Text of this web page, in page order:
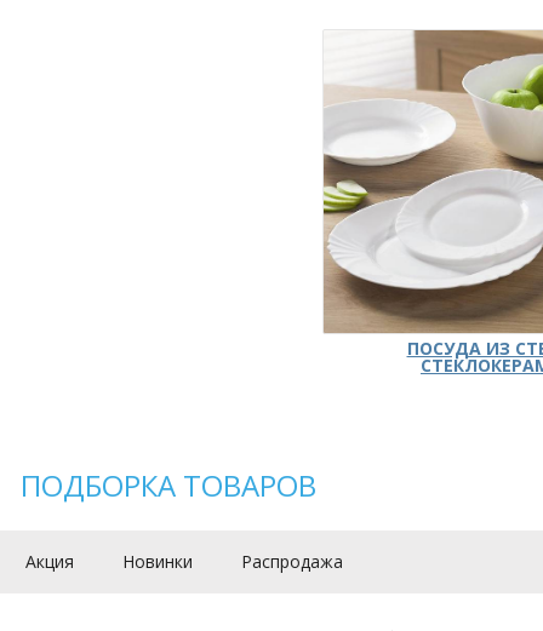
ПОСУДА ИЗ
ПОДБОРКА ТОВАРОВ
Акция Новинки Распродажа